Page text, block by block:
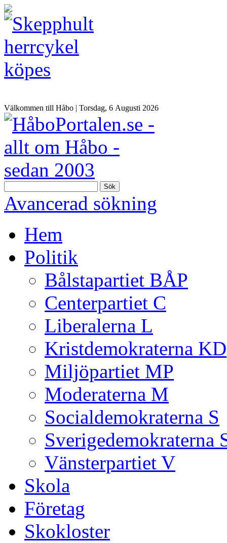
Välkommen till Håbo | Torsdag, 6 Αugusti 2026
Sök
Avancerad sökning
Hem
Politik
Bålstapartiet BÅP
Centerpartiet C
Liberalerna L
Kristdemokraterna KD
Miljöpartiet MP
Moderaterna M
Socialdemokraterna S
Sverigedemokraterna
Vänsterpartiet V
Skola
Företag
Skokloster